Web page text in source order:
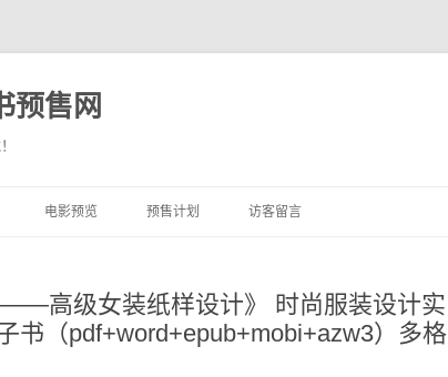
预售网
至
电影预览 预售计划 访客留言
——高级女装纸样设计》 时尚服装设计实
书（pdf+word+epub+mobi+azw3）多格